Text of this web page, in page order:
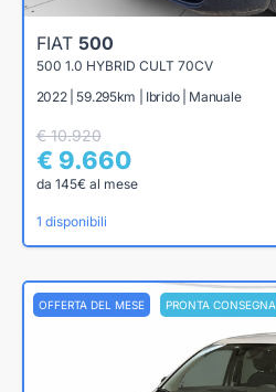
FIAT 500
500 1.0 HYBRID CULT 70CV
2022 | 59.295km | Ibrido | Manuale
€ 10.920
€ 9.660
da 145€ al mese
1 disponibili
OFFERTA DEL MESE PRONTA CONSEGNA